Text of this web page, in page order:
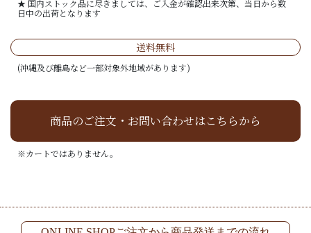
★ 国内ストック品に尽きましては、ご入金が確認出来次第、当日から数
日中の出荷となります
送料無料
(沖縄及び離島など一部対象外地域があります)
商品のご注文・お問い合わせはこちらから
※カートではありません。